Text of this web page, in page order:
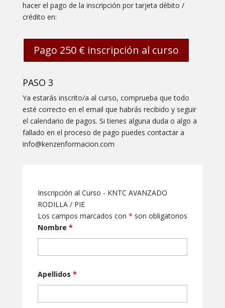
hacer el pago de la inscripción por tarjeta débito /
crédito en:
Pago 250 € inscripción al curso
PASO 3
Ya estarás inscrito/a al curso, comprueba que todo
esté correcto en el email que habrás recibido y seguir
el calendario de pagos. Si tienes alguna duda o algo a
fallado en el proceso de pago puedes contactar a
info@kenzenformacion.com
Inscripción al Curso - KNTC AVANZADO
RODILLA / PIE
Los campos marcados con * son obligatorios
Nombre *
Apellidos *